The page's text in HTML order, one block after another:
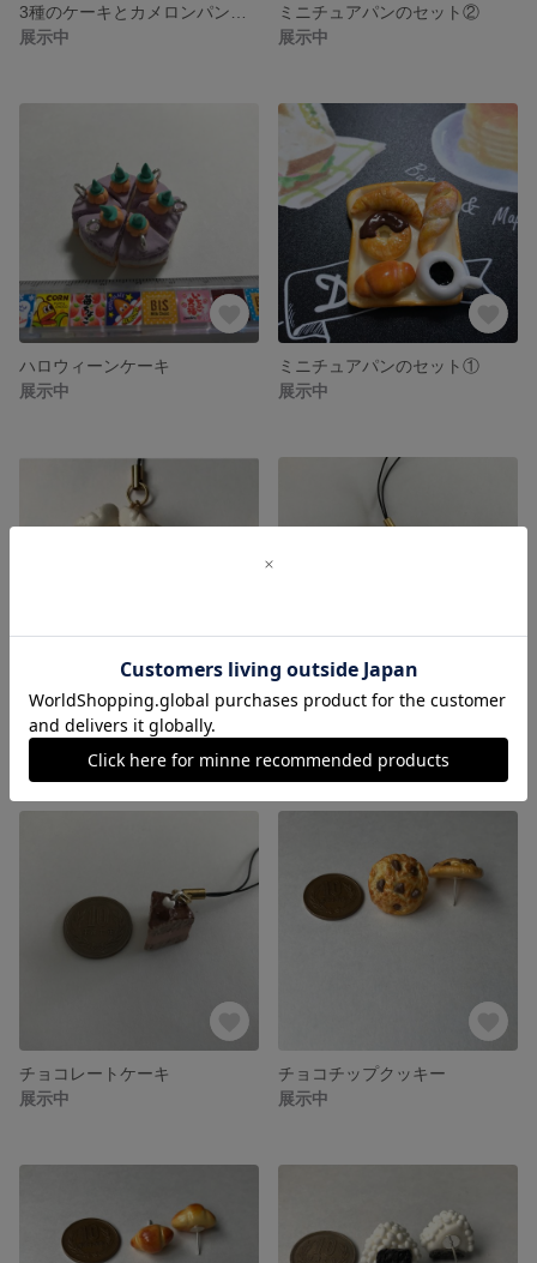
展示中
ミニチュアパンのセット②
展示中
ハロウィーンケーキ
展示中
ミニチュアパンのセット①
展示中
ポップコーン
展示中
チョコレートケーキ
展示中
チョコチップクッキー
展示中